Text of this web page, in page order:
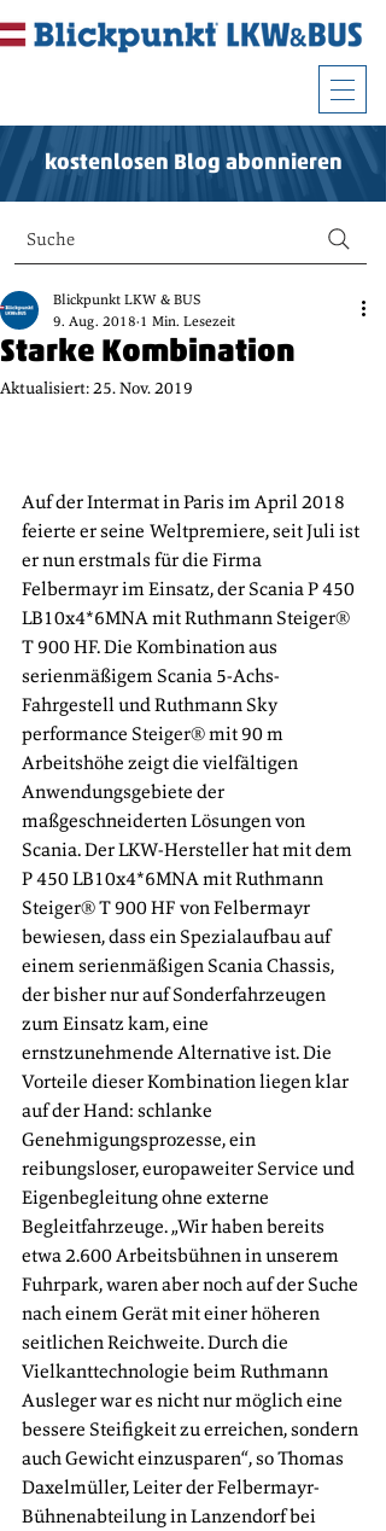
kostenlosen Blog abonnieren
Suche
Starke Kombination
Blickpunkt LKW & BUS
9. Aug. 2018 1 Min. Lesezeit
Aktualisiert:25. Nov. 2019
Auf der Intermat in Paris im April 2018
feierte er seine Weltpremiere, seit Juli ist
er nun erstmals für die Firma
Felbermayr im Einsatz, der Scania P 450
LB10x4*6MNA mit Ruthmann Steiger®
T 900 HF. Die Kombination aus
serienmäßigem Scania 5-Achs-
Fahrgestell und Ruthmann Sky
performance Steiger® mit 90 m
Arbeitshöhe zeigt die vielfältigen
Anwendungsgebiete der
maßgeschneiderten Lösungen von
Scania. Der LKW-Hersteller hat mit dem
P 450 LB10x4*6MNA mit Ruthmann
Steiger® T 900 HF von Felbermayr
bewiesen, dass ein Spezialaufbau auf
einem serienmäßigen Scania Chassis,
der bisher nur auf Sonderfahrzeugen
zum Einsatz kam, eine
ernstzunehmende Alternative ist. Die
Vorteile dieser Kombination liegen klar
auf der Hand: schlanke
Genehmigungsprozesse, ein
reibungsloser, europaweiter Service und
Eigenbegleitung ohne externe
Begleitfahrzeuge. „Wir haben bereits
etwa 2.600 Arbeitsbühnen in unserem
Fuhrpark, waren aber noch auf der Suche
nach einem Gerät mit einer höheren
seitlichen Reichweite. Durch die
Vielkanttechnologie beim Ruthmann
Ausleger war es nicht nur möglich eine
bessere Steifigkeit zu erreichen, sondern
auch Gewicht einzusparen“, so Thomas
Daxelmüller, Leiter der Felbermayr-
Bühnenabteilung in Lanzendorf bei